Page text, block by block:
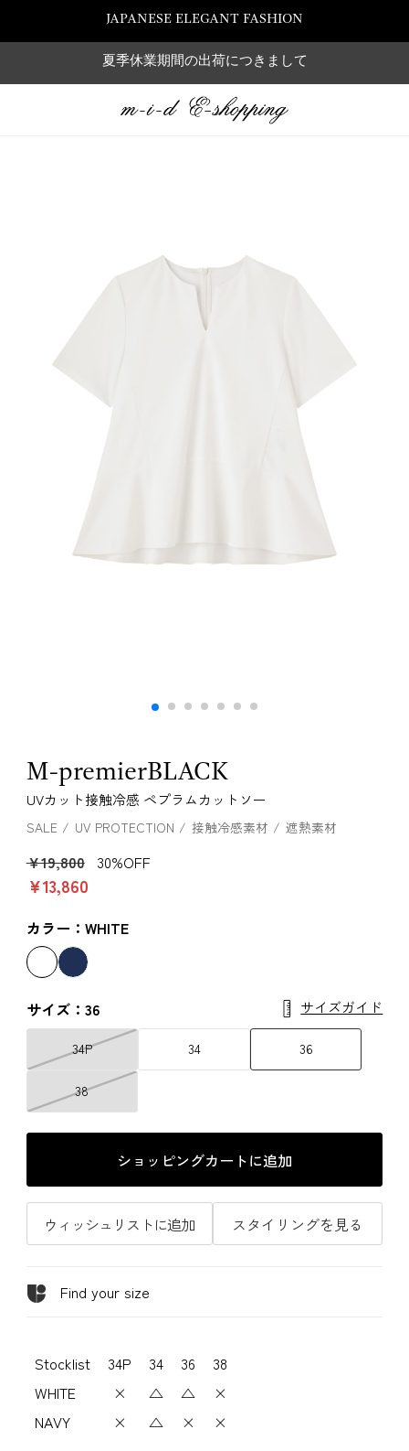
JAPANESE ELEGANT FASHION
夏季休業期間の出荷につきまして
M-premierBLACK
UVカット接触冷感 ペプラムカットソー
SALE UV PROTECTION 接触冷感素材 遮熱素材
￥19,800 30%OFF
￥13,860
カラー：WHITE
サイズ：36 サイズガイド
34P 34 36
38
ショッピングカートに追加
ウィッシュリストに追加 スタイリングを見る
Find your size
Stocklist 34P 34 36
38
WHITE
× △ △
×
NAVY
× △ × ×